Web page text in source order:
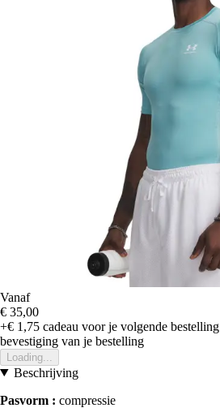
Vanaf
€ 35,00
+€ 1,75 cadeau voor je volgende bestelling
bevestiging van je bestelling
Loading...
Beschrijving
Pasvorm : compressie